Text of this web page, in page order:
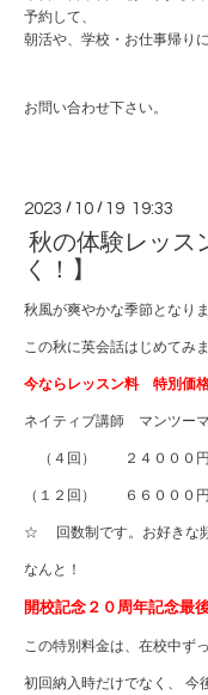
予約して、
朝活や、学校・お仕事帰り
お問い合わせ下さい。
2023 / 10 / 19 19:33
秋の体験レッ
く！】
秋風が爽やかな季節となりま
この秋に英会話はじめてみ
今ならレッスン料 特別価格
ネイティブ講師 マンツー
（４回） ２４０００
（１２回） ６６０００
☆ 回数制です。お好きな頻
なんと！
開校記念２０周年記念最
この特別料金は、在校中ず
初回納入時だけでなく、 今